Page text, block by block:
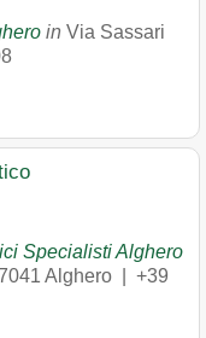
in Via Sassari
Specialisti Alghero
Alghero
+39